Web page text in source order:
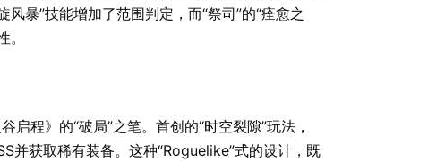
暴”技能增加了范围判定，而“祭司”的“痊愈之
程》的“破局”之笔。首创的“时空裂隙”玩法，
并获取稀有装备。这种“Roguelike”式的设计，既